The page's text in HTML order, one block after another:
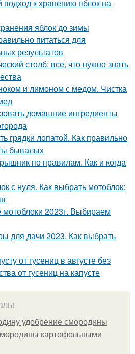
к хранению яблок на
яблок до зимы
питаться для
результатов
столб: все, что нужно знать
и лимоном с медом. Чистка
домашние ингредиенты
грядки лопатой. Как правильно
бывалых
по правилам. Как и когда
с нуля. Как выбрать мотоблок:
2023г. Выбираем
для дачи 2023. Как выбрать
от гусениц в августе без
от гусениц на капусте
удобрение смородины
картофельными